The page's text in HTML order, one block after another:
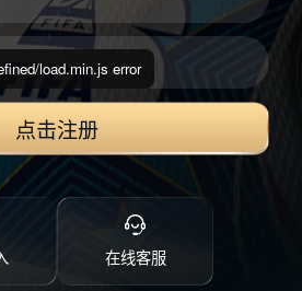
点击注册
在线客服
load.min.js error